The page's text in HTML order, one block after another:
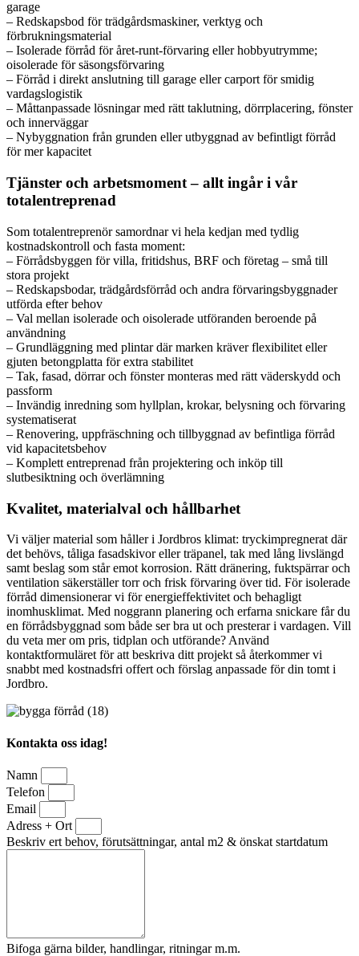
garage
– Redskapsbod för trädgårdsmaskiner, verktyg och
förbrukningsmaterial
– Isolerade förråd för året-runt-förvaring eller hobbyutrymme;
oisolerade för säsongsförvaring
– Förråd i direkt anslutning till garage eller carport för smidig
vardagslogistik
– Måttanpassade lösningar med rätt taklutning, dörrplacering, fönster
och innerväggar
– Nybyggnation från grunden eller utbyggnad av befintligt förråd
för mer kapacitet
Tjänster och arbetsmoment – allt ingår i vår
totalentreprenad
Som totalentreprenör samordnar vi hela kedjan med tydlig
kostnadskontroll och fasta moment:
– Förrådsbyggen för villa, fritidshus, BRF och företag – små till
stora projekt
– Redskapsbodar, trädgårdsförråd och andra förvaringsbyggnader
utförda efter behov
– Val mellan isolerade och oisolerade utföranden beroende på
användning
– Grundläggning med plintar där marken kräver flexibilitet eller
gjuten betongplatta för extra stabilitet
– Tak, fasad, dörrar och fönster monteras med rätt väderskydd och
passform
– Invändig inredning som hyllplan, krokar, belysning och förvaring
systematiserat
– Renovering, uppfräschning och tillbyggnad av befintliga förråd
vid kapacitetsbehov
– Komplett entreprenad från projektering och inköp till
slutbesiktning och överlämning
Kvalitet, materialval och hållbarhet
Vi väljer material som håller i Jordbros klimat: tryckimpregnerat där
det behövs, tåliga fasadskivor eller träpanel, tak med lång livslängd
samt beslag som står emot korrosion. Rätt dränering, fuktspärrar och
ventilation säkerställer torr och frisk förvaring över tid. För isolerade
förråd dimensionerar vi för energieffektivitet och behagligt
inomhusklimat. Med noggrann planering och erfarna snickare får du
en förrådsbyggnad som både ser bra ut och presterar i vardagen. Vill
du veta mer om pris, tidplan och utförande? Använd
kontaktformuläret för att beskriva ditt projekt så återkommer vi
snabbt med kostnadsfri offert och förslag anpassade för din tomt i
Jordbro.
Kontakta oss idag!
Namn
Telefon
Email
Adress + Ort
Beskriv ert behov, förutsättningar, antal m2 & önskat startdatum
Bifoga gärna bilder, handlingar, ritningar m.m.